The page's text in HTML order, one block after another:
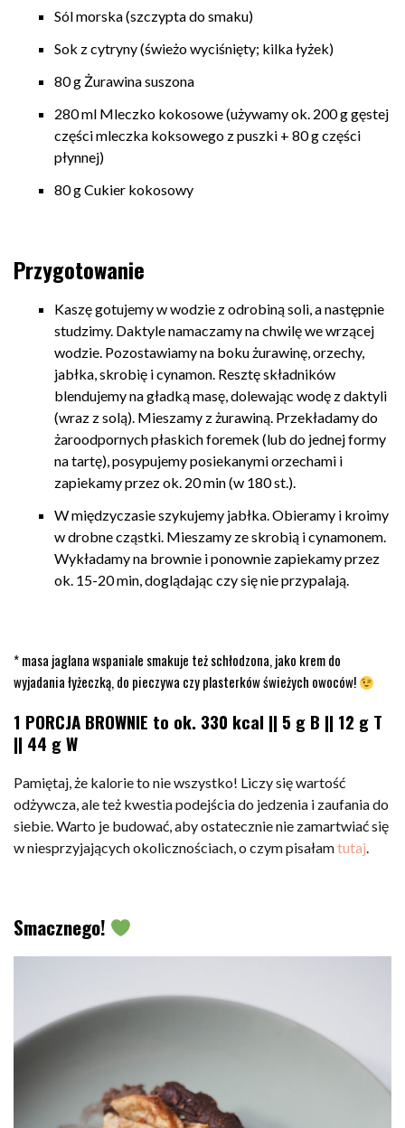
Sól morska (szczypta do smaku)
Sok z cytryny (świeżo wyciśnięty; kilka łyżek)
80 g Żurawina suszona
280 ml Mleczko kokosowe (używamy ok. 200 g gęstej
części mleczka koksowego z puszki + 80 g części
płynnej)
80 g Cukier kokosowy
Przygotowanie
Kaszę gotujemy w wodzie z odrobiną soli, a następnie
studzimy. Daktyle namaczamy na chwilę we wrzącej
wodzie. Pozostawiamy na boku żurawinę, orzechy,
jabłka, skrobię i cynamon. Resztę składników
blendujemy na gładką masę, dolewając wodę z daktyli
(wraz z solą). Mieszamy z żurawiną. Przekładamy do
żaroodpornych płaskich foremek (lub do jednej formy
na tartę), posypujemy posiekanymi orzechami i
zapiekamy przez ok. 20 min (w 180 st.).
W międzyczasie szykujemy jabłka. Obieramy i kroimy
w drobne cząstki. Mieszamy ze skrobią i cynamonem.
Wykładamy na brownie i ponownie zapiekamy przez
ok. 15-20 min, doglądając czy się nie przypalają.
* masa jaglana wspaniale smakuje też schłodzona, jako krem do
wyjadania łyżeczką, do pieczywa czy plasterków świeżych owoców!
1 PORCJA BROWNIE to ok. 330 kcal || 5 g B || 12 g T
|| 44 g W
Pamiętaj, że kalorie to nie wszystko! Liczy się wartość
odżywcza, ale też kwestia podejścia do jedzenia i zaufania do
siebie. Warto je budować, aby ostatecznie nie zamartwiać się
w niesprzyjających okolicznościach, o czym pisałamtutaj.
Smacznego!